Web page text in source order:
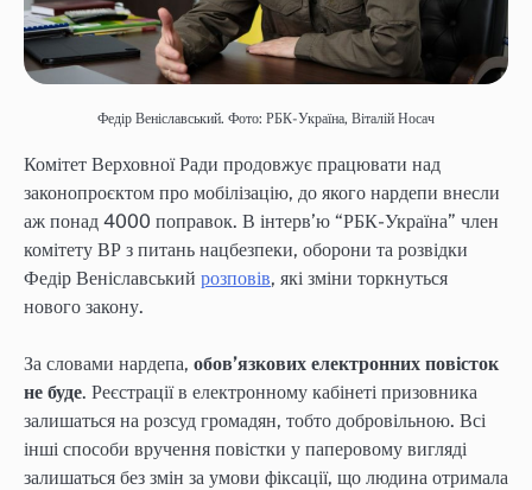
Федір Веніславський. Фото: РБК-Україна, Віталій Носач
Комітет Верховної Ради продовжує працювати над
законопроєктом про мобілізацію, до якого нардепи внесли
аж понад 4000 поправок. В інтерв’ю “РБК-Україна” член
комітету ВР з питань нацбезпеки, оборони та розвідки
Федір Веніславський розповів, які зміни торкнуться
нового закону.
За словами нардепа, обов’язкових електронних повісток
не буде. Реєстрації в електронному кабінеті призовника
залишаться на розсуд громадян, тобто добровільною. Всі
інші способи вручення повістки у паперовому вигляді
залишаться без змін за умови фіксації, що людина отримала